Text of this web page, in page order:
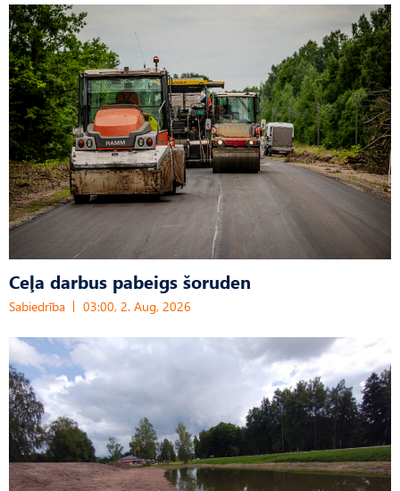
Ceļa darbus pabeigs šoruden
Sabiedrība 03:00, 2. Aug, 2026